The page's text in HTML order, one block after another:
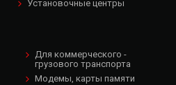
Установочные центры
Для коммерческого -
грузового транспорта
Модемы, карты памяти